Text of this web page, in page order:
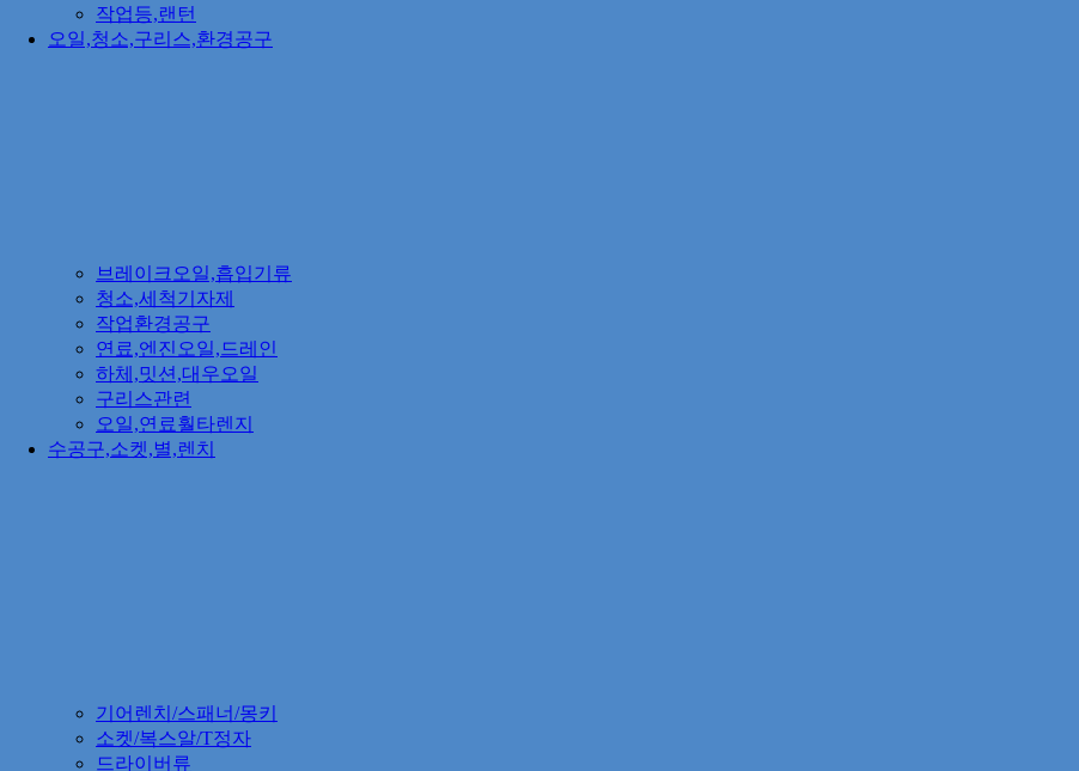
작업등,랜턴
오일,청소,구리스,환경공구
브레이크오일,흡입기류
청소,세척기자제
작업환경공구
연료,엔진오일,드레인
하체,밋션,대우오일
구리스관련
오일,연료훨타렌지
수공구,소켓,별,렌치
기어렌치/스패너/몽키
소켓/복스알/T정자
드라이버류